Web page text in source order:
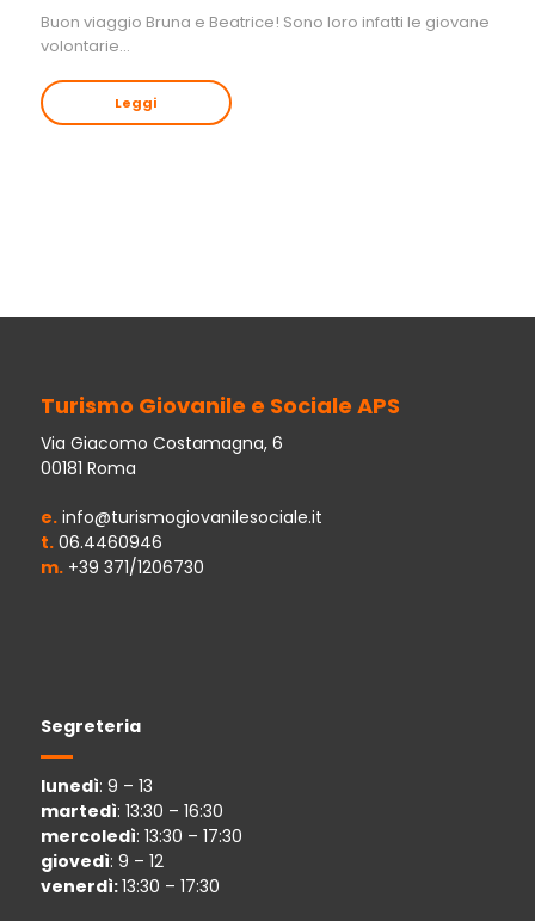
Buon viaggio Bruna e Beatrice! Sono loro infatti le giovane
volontarie…
Leggi
Turismo Giovanile e Sociale APS
Via Giacomo Costamagna, 6
00181 Roma
e.info@turismogiovanilesociale.it
t.06.4460946
m.+39 371/1206730
Segreteria
lunedì: 9 – 13
martedì: 13:30 – 16:30
mercoledì: 13:30 – 17:30
giovedì: 9 – 12
venerdì:13:30 – 17:30